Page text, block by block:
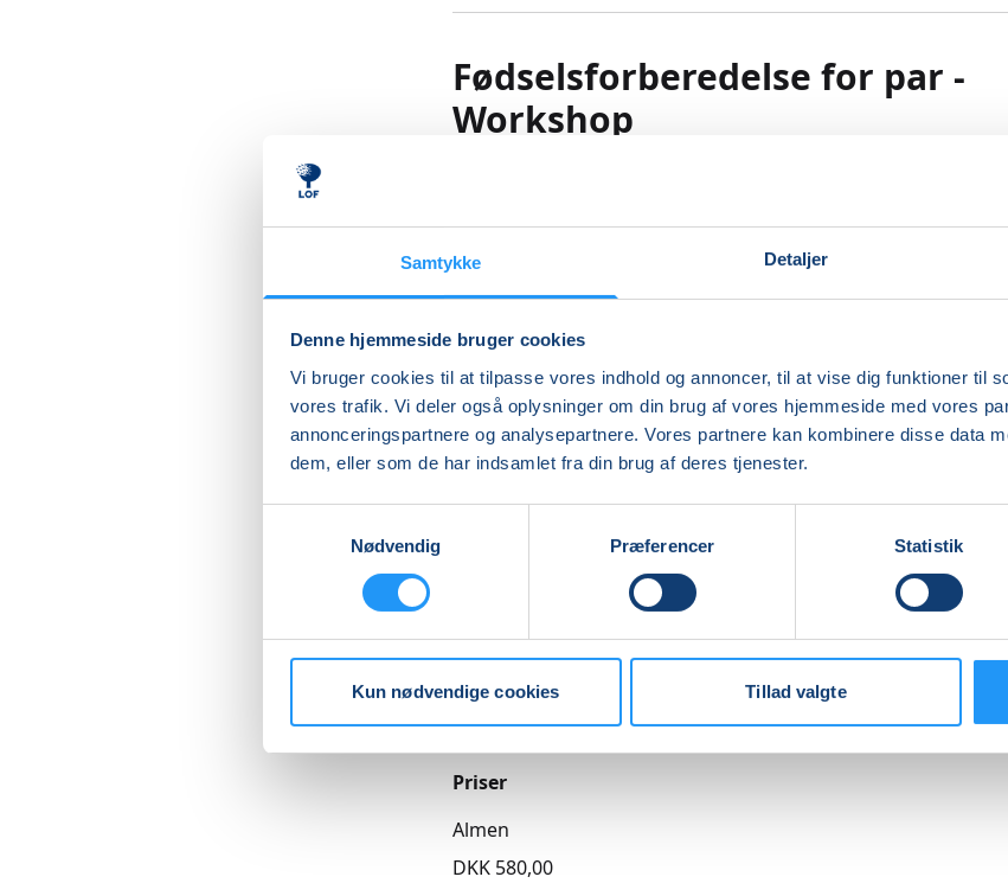
Samtykke Detaljer
Denne hjemmeside bruger cookies
Vi bruger cookies til at tilpasse vores indhold og annoncer, til at vise dig funktioner til
vores trafik. Vi deler også oplysninger om din brug af vores hjemmeside med vores
annonceringspartnere og analysepartnere. Vores partnere kan kombinere disse data
dem, eller som de har indsamlet fra din brug af deres tjenester.
Nødvendig
Præferencer Statistik
Kun nødvendige cookies Tillad valgte
Fødselsforberedelse for par -
Workshop
praktiske teknikker, der skaber tryghed ved fødslen.
Undervisningen kommer bl.a. omkring partnerens rolle og
mellem jer, redskaber til fødslen, viden om fødsels faser,
bevægelse, smertelindrende punkter og rebozomassage.
Betal med
Priser
Almen
DKK 580,00